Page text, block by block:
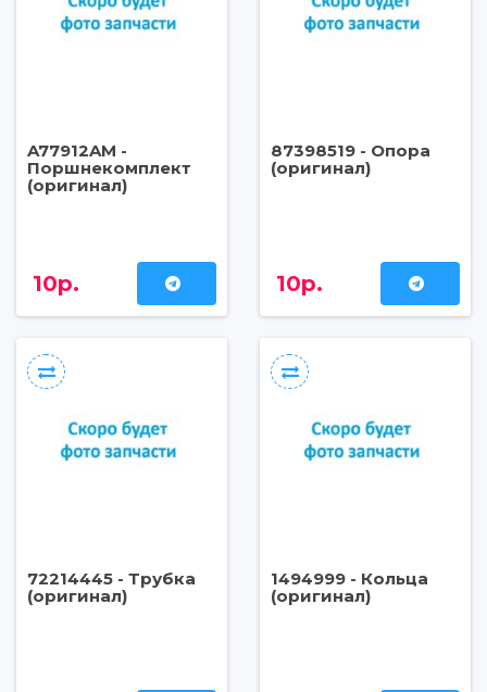
A77912AM -
Поршнекомплект
(оригинал)
10р.
87398519 - Опора
(оригинал)
10р.
72214445 - Трубка
(оригинал)
1494999 - Кольца
(оригинал)